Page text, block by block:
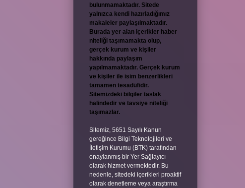
bulunmamaktadır. Sitede
yalnızca kendi hazırladığımız
makaleler paylaşılmaktadır.
Burada yer alan içerikler haber
niteliği taşımamakta olup,
gerçek kurum ve kişiler
hakkında paylaşım
yapılmamaktadır. Gerçek kurum
ve kişiler ile isim benzerlikleri
tamamen tesadüfidir.
Sitemizdeki bilgiler taslak
halindedir ve tavsiye niteliği
taşımazlar.
Sitemiz, 5651 Sayılı Kanun
gereğince Bilgi Teknolojileri ve
İletişim Kurumu (BTK) tarafından
onaylanmış bir Yer Sağlayıcı
olarak hizmet vermektedir. Bu
nedenle, sitedeki içerikleri proaktif
olarak denetleme veya araştırma